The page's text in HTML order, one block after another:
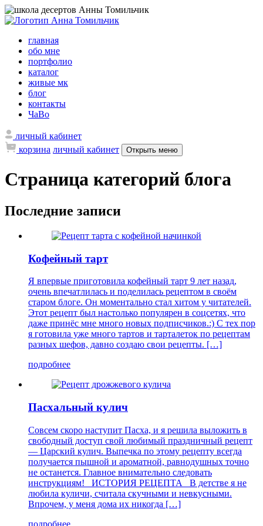
главная
обо мне
портфолио
каталог
живые мк
блог
контакты
ЧаВо
личный кабинет
корзина личный кабинет Открыть меню
Страница категорий блога
Последние записи
Кофейный тарт
Я впервые приготовила кофейный тарт 9 лет назад,
очень впечатлилась и поделилась рецептом в своём
старом блоге. Он моментально стал хитом у читателей.
Этот рецепт был настолько популярен в соцсетях, что
даже принёс мне много новых подписчиков.:) С тех пор
я готовила уже много тартов и тарталеток по рецептам
разных шефов, давно создаю свои рецепты. […]
подробнее
Пасхальный кулич
Совсем скоро наступит Пасха, и я решила выложить в
свободный доступ свой любимый праздничный рецепт
— Царский кулич. Выпечка по этому рецепту всегда
получается пышной и ароматной, равнодушных точно
не останется. Главное внимательно следовать
инструкциям! ИСТОРИЯ РЕЦЕПТА В детстве я не
любила куличи, считала скучными и невкусными.
Впрочем, у меня дома их никогда […]
подробнее